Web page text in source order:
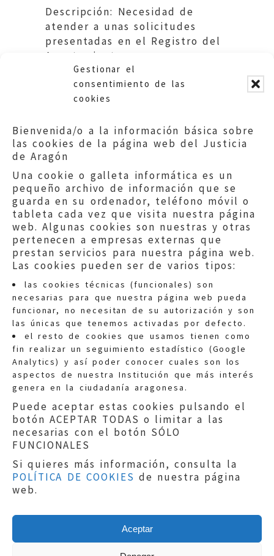
Gestionar el
consentimiento de las
cookies
Bienvenida/o a la información básica sobre
las cookies de la página web del Justicia
de Aragón
Una cookie o galleta informática es un
pequeño archivo de información que se
guarda en su ordenador, teléfono móvil o
tableta cada vez que visita nuestra página
web. Algunas cookies son nuestras y otras
pertenecen a empresas externas que
prestan servicios para nuestra página web.
Las cookies pueden ser de varios tipos:
las cookies técnicas (funcionales) son
necesarias para que nuestra página web pueda
funcionar, no necesitan de su autorización y son
las únicas que tenemos activadas por defecto.
el resto de cookies que usamos tienen como
fin realizar un seguimiento estadístico (Google
Analytics) y así poder conocer cuales son los
aspectos de nuestra Institución que más interés
genera en la ciudadanía aragonesa.
Puede aceptar estas cookies pulsando el
botón ACEPTAR TODAS o limitar a las
necesarias con el botón SÓLO
FUNCIONALES
Si quieres más información, consulta la
POLÍTICA DE COOKIES de nuestra página
web.
Aceptar
Descripción: Necesidad de
atender a unas solicitudes
presentadas en el Registro del
Ayuntamiento por un
ciudadano.
Quejas:quejas@eljusticiadearagon.es
Información general:
informacion@eljusticiadearagon.es
Teléfonos:900 210 210/
Aviso legal|Política de privacidad|
Protección de Datos
Política de cookies
Copyright © 2019El Justicia de Aragón|